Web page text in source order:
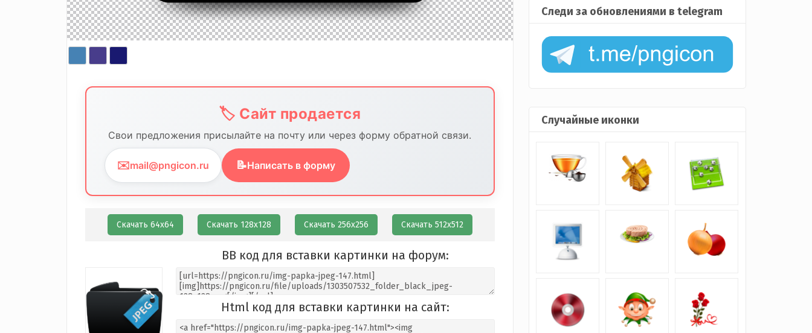
🏷️ Сайт продается
Свои предложения присылайте на почту или через форму обратной связи.
✉️mail@pngicon.ru 📝Написать в форму
Скачать 64х64 Скачать 128х128 Скачать 256х256 Скачать 512х512
BB код для вставки картинки на форум:
Html код для вставки картинки на сайт:
Следи за обновлениями в telegram
Случайные иконки